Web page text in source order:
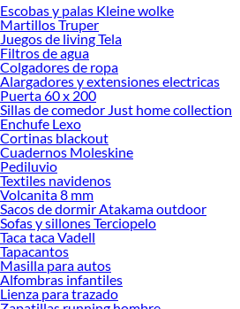
Desde remodelaciones hasta proyectos de
tus ideas realidad. ¡Visítanos y encuentra todo lo
Cerraduras para Puerta Interior!
Explora la variedad de productos de
Sodimac
Herramientas, materiales y accesorios de calidad
renovación de espacios. ¡Visítanos y descubre
ofrecerte!
Encuentra una amplia variedad de productos de
Interior en Sodimac. Encuentra todo lo necesario
renovación y decoración. ¡Visítanos y haz tus
Escobas y palas Kleine wolke
Martillos Truper
Juegos de living Tela
Filtros de agua
Colgadores de ropa
Alargadores y extensiones electricas
Puerta 60 x 200
Sillas de comedor Just home collection
Enchufe Lexo
Cortinas blackout
Cuadernos Moleskine
Pediluvio
Textiles navidenos
Volcanita 8 mm
Sacos de dormir Atakama outdoor
Sofas y sillones Terciopelo
Taca taca Vadell
Tapacantos
Masilla para autos
Alfombras infantiles
Lienza para trazado